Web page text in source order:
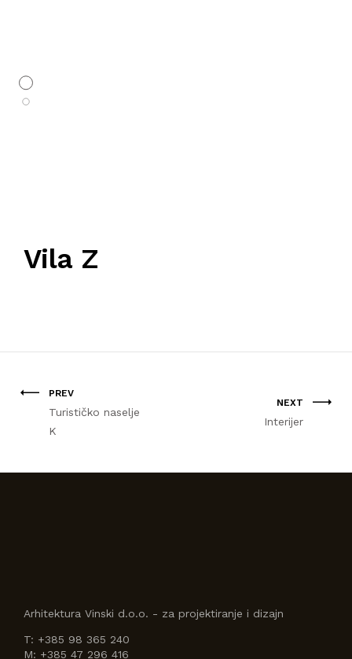
Vila Z
PREV
Turističko naselje
K
NEXT
Interijer
Arhitektura Vinski d.o.o. - za projektiranje i dizajn
T: +385 98 365 240
M: +385 47 296 416